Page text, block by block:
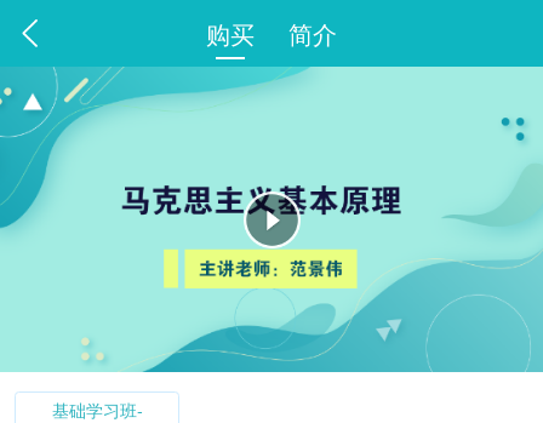
购买 简介
基础学习班-